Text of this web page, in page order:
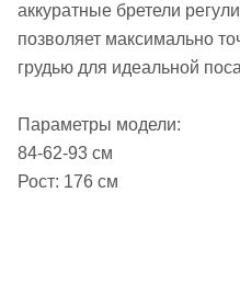
аккуратные бретели
позволяет максимально
грудью для идеальной
Параметры модели:
84-62-93 см
Рост: 176 см